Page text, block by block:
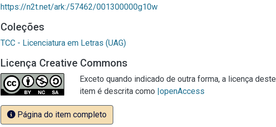
https://n2t.net/ark:/57462/001300000g10w
Coleções
TCC - Licenciatura em Letras (UAG)
Licença Creative Commons
Exceto quando indicado de outra forma, a licença deste
item é descrita como |openAccess
Página do item completo